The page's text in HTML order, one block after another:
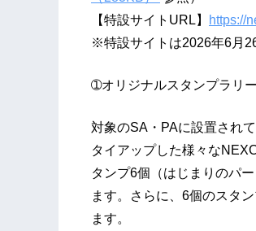
【特設サイトURL】
https://
※特設サイトは2026年6月
➀オリジナルスタンプラリ
対象のSA・PAに設置され
タイアップした様々な
タンプ6個（はじまりのパ
ます。さらに、6個のスタ
ます。